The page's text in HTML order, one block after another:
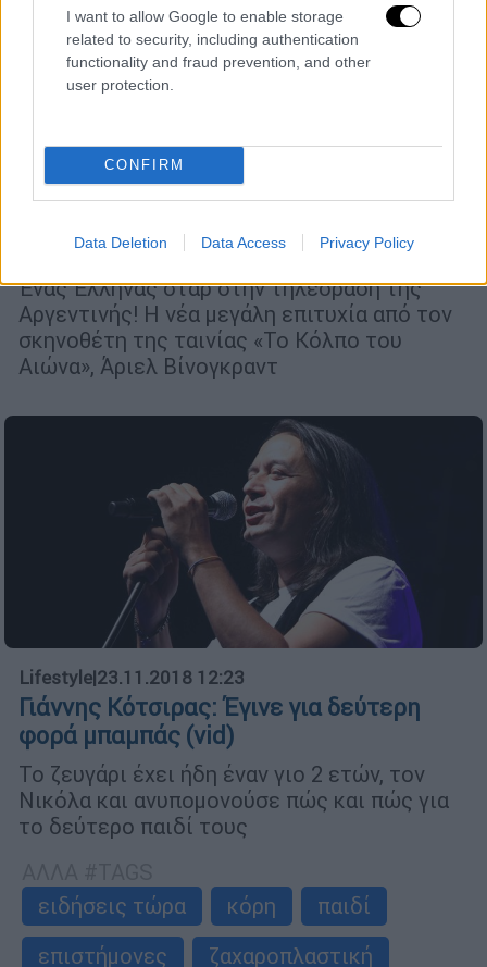
I want to allow Google to enable storage
related to security, including authentication
functionality and fraud prevention, and other
user protection.
CONFIRM
Data Deletion Data Access Privacy Policy
03.06.2022 15:09
Σήμερα Φτιάχνουμε τον Κόσμο: Μια
Έλληνα
Ένας Έλληνας σταρ στην τηλεόραση της
Αργεντινής! H νέα μεγάλη επιτυχία από τον
σκηνοθέτη της ταινίας «Το Κόλπο του
Αιώνα», Άριελ Βίνογκραντ
Lifestyle|23.11.2018 12:23
Γιάννης Κότσιρας: Έγινε για δεύτερη
φορά μπαμπάς (vid)
Το ζευγάρι έχει ήδη έναν γιο 2 ετών, τον
Νικόλα και ανυπομονούσε πώς και πώς για
το δεύτερο παιδί τους
ειδήσεις τώρα
κόρη
παιδί
επιστήμονες
ζαχαροπλαστική